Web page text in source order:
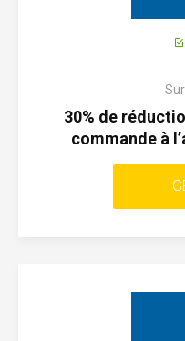
30% de
commande à